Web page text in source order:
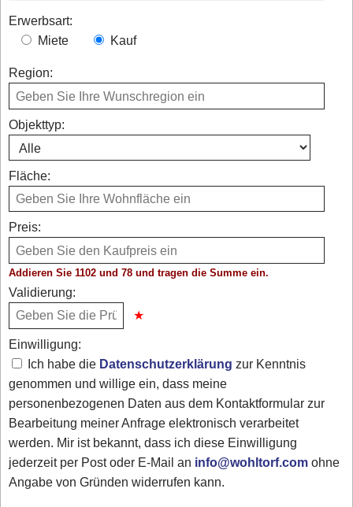
Erwerbsart:
Miete
Kauf
Region:
Objekttyp:
Fläche:
Preis:
Addieren Sie 1102 und 78 und tragen die Summe ein.
Validierung:
Einwilligung:
Ich habe die Datenschutzerklärung zur Kenntnis
genommen und willige ein, dass meine
personenbezogenen Daten aus dem Kontaktformular zur
Bearbeitung meiner Anfrage elektronisch verarbeitet
werden. Mir ist bekannt, dass ich diese Einwilligung
jederzeit per Post oder E-Mail an info@wohltorf.comohne
Angabe von Gründen widerrufen kann.